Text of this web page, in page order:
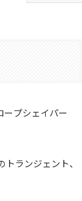
ープシェイパー
ランジェント、